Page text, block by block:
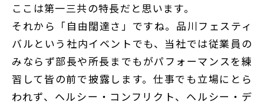
ここは第一三共の特長だと思います。
それから「自由闊達さ」ですね。品川フェスティ
バルという社内イベントでも、当社では従業員の
みならず部長や所長までもがパフォーマンスを練
習して皆の前で披露します。仕事でも立場にとら
われず、ヘルシー・コンフリクト、ヘルシー・デ